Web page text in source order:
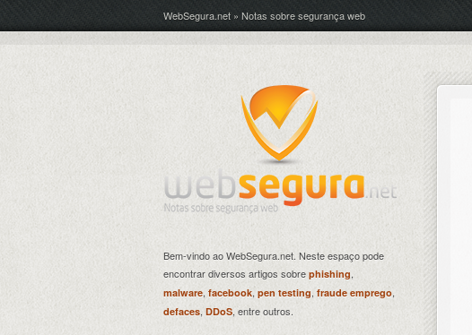
WebSegura.net » Notas sobre segurança web
Bem-vindo ao WebSegura.net. Neste espaço pode
encontrar diversos artigos sobre phishing,
malware, facebook, pen testing, fraude emprego,
defaces DDoS, entre outros.